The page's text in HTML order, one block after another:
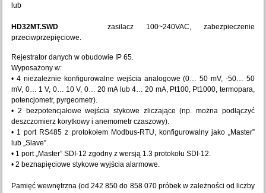
lub
HD32MT.SWD
zasilacz 100~240VAC, zabezpieczenie
przeciwprzepięciowe.
Rejestrator danych w obudowie IP 65.
Wyposażony w:
• 4 niezależnie konfigurowalne wejścia analogowe (0… 50 mV, -50… 50
mV, 0… 1 V, 0… 10 V, 0… 20 mA lub 4… 20 mA, Pt100, Pt1000, termopara,
potencjometr, pyrgeometr).
• 2 bezpotencjałowe wejścia stykowe zliczające (np. można podłączyć
deszczomierz korytkowy i anemometr czaszowy).
• 1 port RS485 z protokołem Modbus-RTU, konfigurowalny jako „Master”
lub „Slave”.
• 1 port „Master” SDI-12 zgodny z wersją 1.3 protokołu SDI-12.
• 2 beznapięciowe stykowe wyjścia alarmowe.
Pamięć wewnętrzna (od 242 850 do 858 070 próbek w zależności od liczby